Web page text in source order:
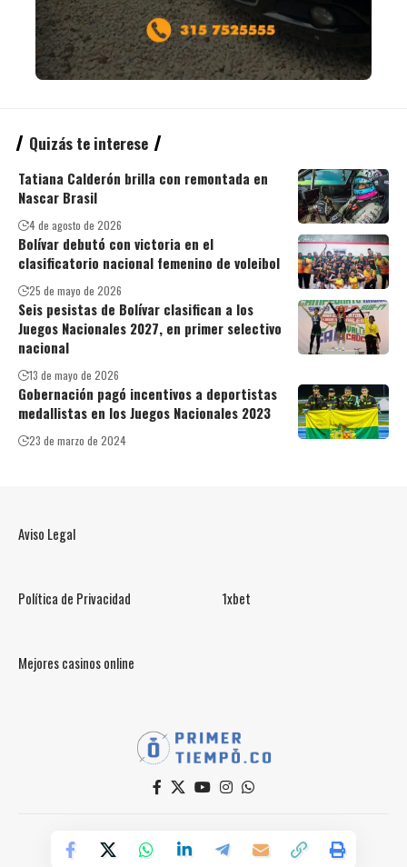
Quizás te interese
Tatiana Calderón brilla con remontada en
Nascar Brasil
4 de agosto de 2026
Bolívar debutó con victoria en el
clasificatorio nacional femenino de voleibol
25 de mayo de 2026
Seis pesistas de Bolívar clasifican a los
Juegos Nacionales 2027, en primer selectivo
nacional
13 de mayo de 2026
Gobernación pagó incentivos a deportistas
medallistas en los Juegos Nacionales 2023
23 de marzo de 2024
Aviso Legal
Política de Privacidad 1xbet
Mejores casinos online
Powered by Primer Tiempo Deportes SAS